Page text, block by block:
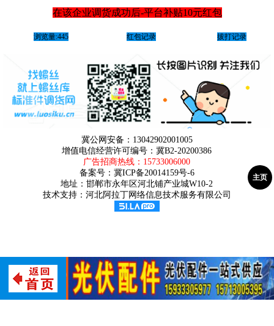
在该企业调货成功后-平台补贴10元红包
浏览量:445 红包记录 拔打记录
冀公网安备：13042902001005
增值电信经营许可编号：冀B2-20200386
广告招商热线： 15733006000
备案号： 冀ICP备20014159号-6
地址：邯郸市永年区河北铺产业城W10-2
技术支持：河北阿拉丁网络信息技术服务有限公司
主页